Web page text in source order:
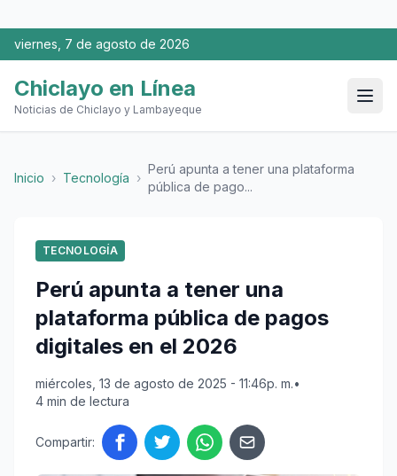
viernes, 7 de agosto de 2026
Chiclayo en Línea
Noticias de Chiclayo y Lambayeque
Inicio › Tecnología ›
Perú apunta a tener una plataforma
pública de pago...
TECNOLOGÍA
Perú apunta a tener una
plataforma pública de pagos
digitales en el 2026
miércoles, 13 de agosto de 2025 - 11:46p. m.•
4 min de lectura
Compartir: